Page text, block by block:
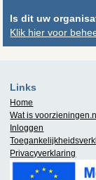
Is dit uw
Klik hier voor
Links
Home
Wat is
Inloggen
Privacyverklaring